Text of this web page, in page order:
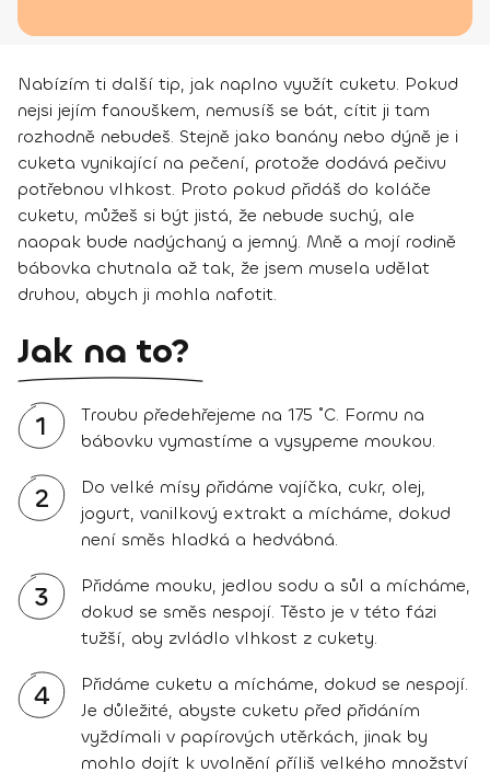
Nabízím ti další tip, jak naplno využít cuketu. Pokud
nejsi jejím fanouškem, nemusíš se bát, cítit ji tam
rozhodně nebudeš. Stejně jako banány nebo dýně je i
cuketa vynikající na pečení, protože dodává pečivu
potřebnou vlhkost. Proto pokud přidáš do koláče
cuketu, můžeš si být jistá, že nebude suchý, ale
naopak bude nadýchaný a jemný. Mně a mojí rodině
bábovka chutnala až tak, že jsem musela udělat
druhou, abych ji mohla nafotit.
Jak na to?
1
Troubu předehřejeme na 175 ˚C. Formu na
bábovku vymastíme a vysypeme moukou.
2
Do velké mísy přidáme vajíčka, cukr, olej,
jogurt, vanilkový extrakt a mícháme, dokud
není směs hladká a hedvábná.
3
Přidáme mouku, jedlou sodu a sůl a mícháme,
dokud se směs nespojí. Těsto je v této fázi
tužší, aby zvládlo vlhkost z cukety.
4
Přidáme cuketu a mícháme, dokud se nespojí.
Je důležité, abyste cuketu před přidáním
vyždímali v papírových utěrkách, jinak by
mohlo dojít k uvolnění příliš velkého množství